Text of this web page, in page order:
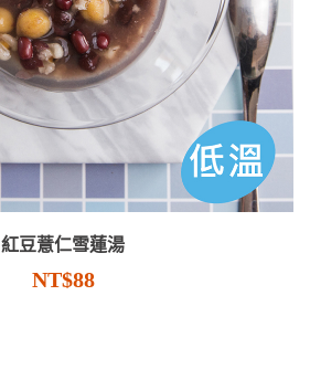
紅豆薏仁雪蓮湯
NT$88